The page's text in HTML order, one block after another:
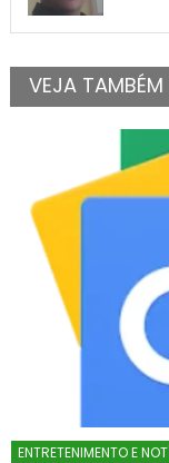
VEJA TAMBÉM
ENTRETENIMENTO E